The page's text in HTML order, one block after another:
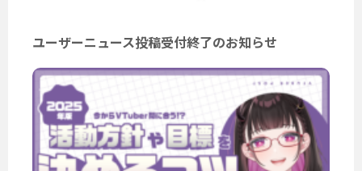
ユーザーニュース投稿受付終了のお知らせ